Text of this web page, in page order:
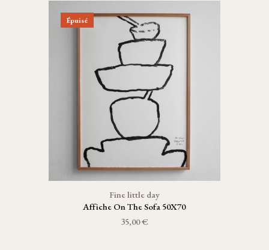
Épuisé
Fine little day
Affiche On The Sofa 50X70
35,00 €